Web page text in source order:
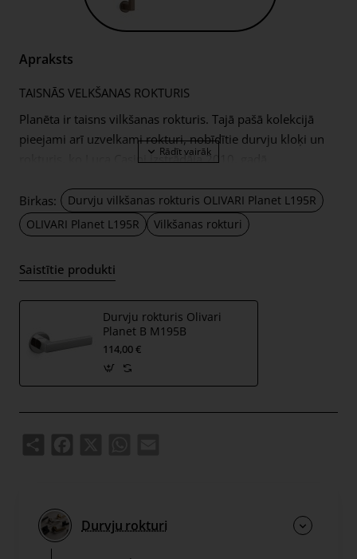
Apraksts
TAISNĀS VELKŠANAS ROKTURIS
Planēta ir taisns vilkšanas rokturis. Tajā pašā kolekcijā
pieejami arī uzvelkami rokturi, nobīdītie durvju kloķi un
rokturis, ko Luca Casini izstrādāja 2010. gadā.
Birkas:
Durvju vilkšanas rokturis OLIVARI Planet L195R
OLIVARI Planet L195R
Vilkšanas rokturi
Saistītie produkti
Durvju rokturis Olivari
Planet B M195B
114,00 €
Durvju rokturi